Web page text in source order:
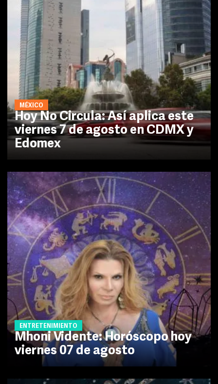
MÉXICO
Hoy No Circula: Así aplica este
viernes 7 de agosto en CDMX y
Edomex
ENTRETENIMIENTO
Mhoni Vidente: Horóscopo hoy
viernes 07 de agosto